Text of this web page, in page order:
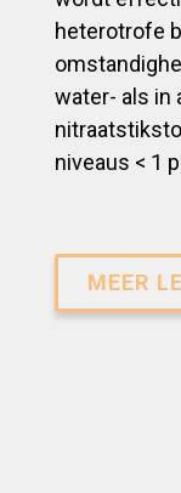
heterotrofe
water- als in
niveaus < 1
MEER